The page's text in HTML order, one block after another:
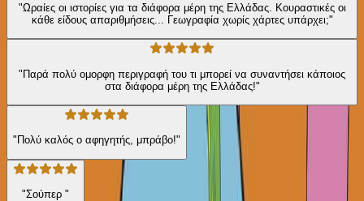
"Ωραίες οι ιστορίες για τα διάφορα μέρη της Ελλάδας. Κουραστικές οι
κάθε είδους απαριθμήσεις... Γεωγραφία χωρίς χάρτες υπάρχει;"
"Παρά πολύ ομορφη περιγραφή του τι μπορεί να συναντήσει κάποιος
στα διάφορα μέρη της Ελλάδας!"
"Πολύ καλός ο αφηγητής, μπράβο!"
"Σούπερ "